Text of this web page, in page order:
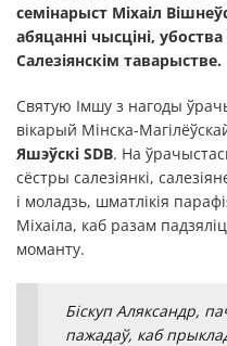
семінарыст Міхаіл
абяцанні чысціні,
Салезіянскім таварыстве.
Святую Імшу з нагоды
вікарый Мінска-
Яшэўскі SDB. На
сёстры салезіянкі,
і моладзь, шматлікія
Міхаіла, каб разам
моманту.
Біскуп Аляксандр,
пажадаў, каб